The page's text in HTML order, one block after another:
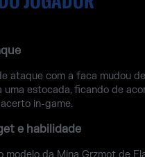
ataque com a faca mudou
uma estocada, ficando de
in-game.
e habilidade
modelo da Mina Grzmot de